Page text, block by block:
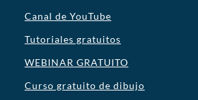
Canal de YouTube
Tutoriales gratuitos
WEBINAR GRATUITO
Curso gratuito de dibujo